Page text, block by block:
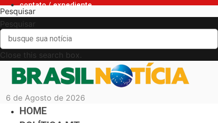
contato / expediente
Pesquisar
Pesquisar
Close this search box.
6 de Agosto de 2026
HOME